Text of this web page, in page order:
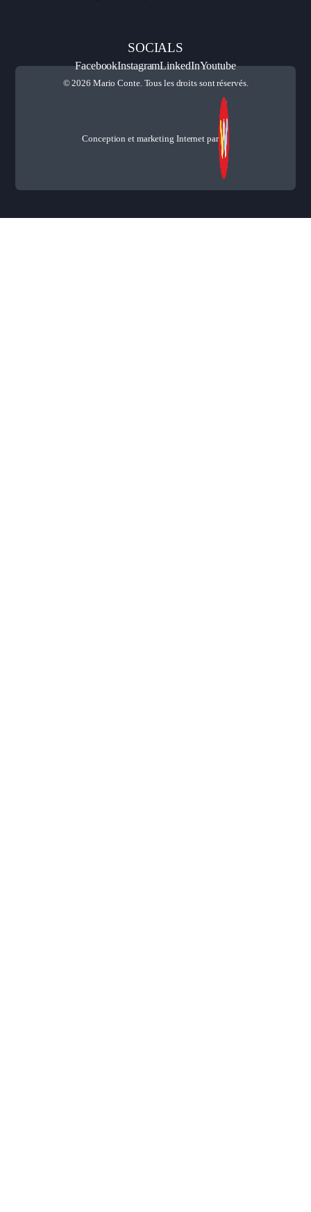
SOCIALS
FacebookInstagramLinkedInYoutube
© 2026 Mario Conte. Tous les droits sont réservés.
Conception et marketing Internet par